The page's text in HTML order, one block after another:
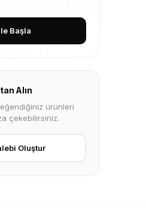
Başla
Alın
ürünleri
çekebilirsiniz.
Oluştur